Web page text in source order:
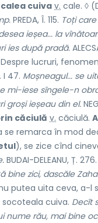
cuiva v. cale. ◊
PREDA, Î. 115. Toți
ieșea... la
ies după pradă.
lucruri,
I 47. Moșneagul... se
mi-iese sîngele-n
groși ieșeau din el.
căciulă v. căciulă.
se remarca în mod
), se zice cînd
BUDAI-DELEANU, Ț. 276.
bine zici, dascăle
putea uita ceva, a-l
cuiva. Decît
nume rău, mai bine